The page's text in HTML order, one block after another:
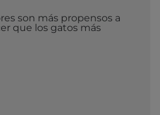
son más propensos a
que los gatos más